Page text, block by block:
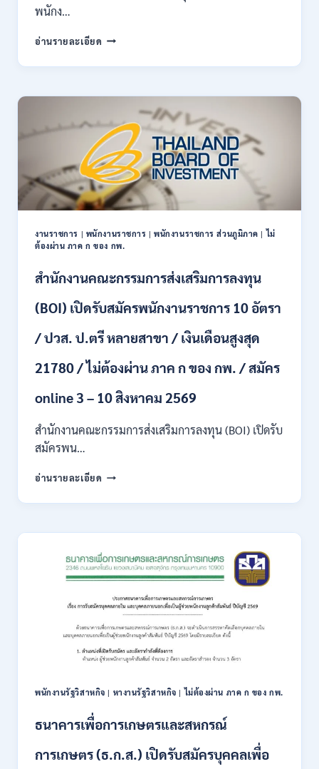
พนักง…
อ่านรายละเอียด สถาบัน
บิน
เปิด
สมัคร
บุคคล
เพื่อ
เป็น
พนักงาน
11
อัตรา
ป.ตรี
ทุก
และ
ขึ้น
/
ต้อง
ภาค
กพ.
เดือน
/
สมัคร
ทาง
ออนไลน์
ก.ค.-
10
ส.ค.
2569
งานราชการ | พนักงานราชการ |พนักงานราชการ ส่วนภูมิภาค |ไม่
ต้องผ่าน ภาค ก ของ กพ.
สำนักงานคณะกรรมการส่งเสริมการลงทุน
(BOI) เปิดรับสมัครพนักงานราชการ 10 อัตรา
/ ปวส. ป.ตรี หลายสาขา / เงินเดือนสูงสุด
21780 / ไม่ต้องผ่าน ภาค ก ของ กพ. / สมัคร
online 3 – 10 สิงหาคม 2569
สำนักงานคณะกรรมการส่งเสริมการลงทุน (BOI) เปิดรับ
สมัครพน…
อ่านรายละเอียด สำนักงาน
กรรมการ
เสริม
ลงทุน
(BOI)
รับ
สมัคร
พนักงาน
10
/
หลาย
/
พนักงานรัฐวิสาหกิจ | หางานรัฐวิสาหกิจ |ไม่ต้องผ่าน ภาค ก ของ กพ.
ธนาคารเพื่อการเกษตรและสหกรณ์
การเกษตร (ธ.ก.ส.) เปิดรับสมัครบุคคลเพื่อ